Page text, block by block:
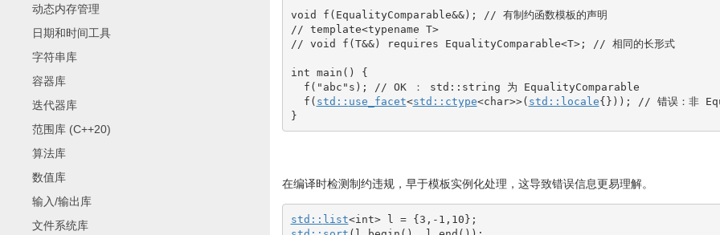
动态内存管理
日期和时间工具
字符串库
容器库
迭代器库
范围库 (C++20)
算法库
数值库
输入/输出库
文件系统库
void f ( EqualityComparable&&) ;
// 有制约函数模板的声明
// template<typename T>
// void f(T&&) requires EqualityComparable<T>; // 相同的长形式
int main ( )
{
  f
( "abc" s ) ;
// OK ： std::string 为 EqualityComparable
  f
( std:: use_facet<std:: ctype<char>>( std:: locale{} ) ) ;
// 错误：非
}
在编译时检测制约违规，早于模板实例化处理，这导致错误信息更易理解。
std:: list<int> l = {3 , - 1 , 10} ;